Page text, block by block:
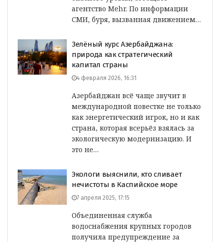
агентство Mehr. По информации
СМИ, буря, вызванная движением…
Зелёный курс Азербайджана:
природа как стратегический
капитал страны
4 февраля 2026, 16:31
Азербайджан всё чаще звучит в
международной повестке не только
как энергетический игрок, но и как
страна, которая всерьёз взялась за
экологическую модернизацию. И
это не…
Экологи выяснили, кто сливает
нечистоты в Каспийское море
7 апреля 2025, 17:15
Объединенная служба
водоснабжения крупных городов
получила предупреждение за